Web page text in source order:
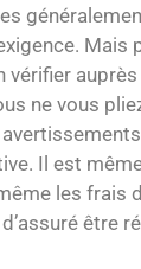
Mais
vérifier
ne vous
Il est
les frais
être